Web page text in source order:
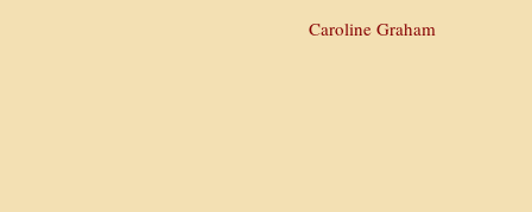
Caroline Graham